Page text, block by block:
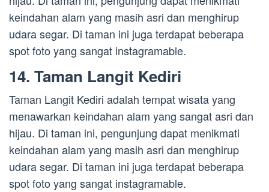
keindahan alam yang masih asri dan menghirup
udara segar. Di taman ini juga terdapat beberapa
spot foto yang sangat instagramable.
14. Taman Langit Kediri
Taman Langit Kediri adalah tempat wisata yang
menawarkan keindahan alam yang sangat asri dan
hijau. Di taman ini, pengunjung dapat menikmati
keindahan alam yang masih asri dan menghirup
udara segar. Di taman ini juga terdapat beberapa
spot foto yang sangat instagramable.